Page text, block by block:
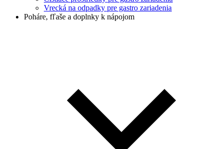
Vrecká na odpadky pre gastro zariadenia
Poháre, fľaše a doplnky k nápojom